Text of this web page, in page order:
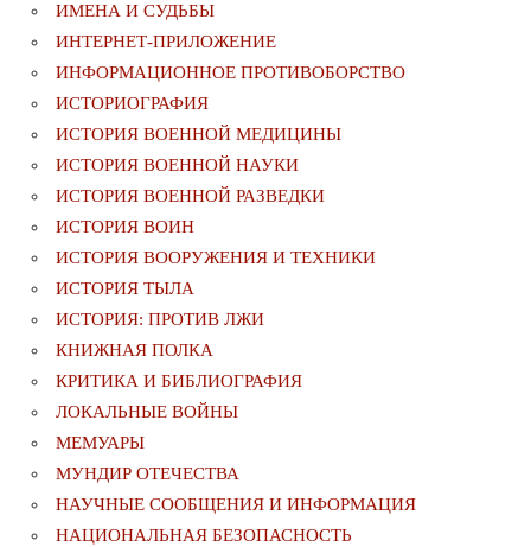
ИМЕНА И СУДЬБЫ
ИНТЕРНЕТ-ПРИЛОЖЕНИЕ
ИНФОРМАЦИОННОЕ ПРОТИВОБОРСТВО
ИСТОРИОГРАФИЯ
ИСТОРИЯ ВОЕННОЙ МЕДИЦИНЫ
ИСТОРИЯ ВОЕННОЙ НАУКИ
ИСТОРИЯ ВОЕННОЙ РАЗВЕДКИ
ИСТОРИЯ ВОИН
ИСТОРИЯ ВООРУЖЕНИЯ И ТЕХНИКИ
ИСТОРИЯ ТЫЛА
ИСТОРИЯ: ПРОТИВ ЛЖИ
КНИЖНАЯ ПОЛКА
КРИТИКА И БИБЛИОГРАФИЯ
ЛОКАЛЬНЫЕ ВОЙНЫ
МЕМУАРЫ
МУНДИР ОТЕЧЕСТВА
НАУЧНЫЕ СООБЩЕНИЯ И ИНФОРМАЦИЯ
НАЦИОНАЛЬНАЯ БЕЗОПАСНОСТЬ